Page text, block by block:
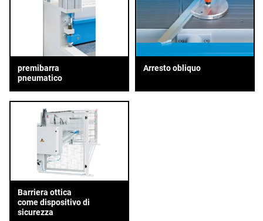
premibarra
pneumatico
Arresto obliquo
Barriera ottica
come dispositivo di
sicurezza